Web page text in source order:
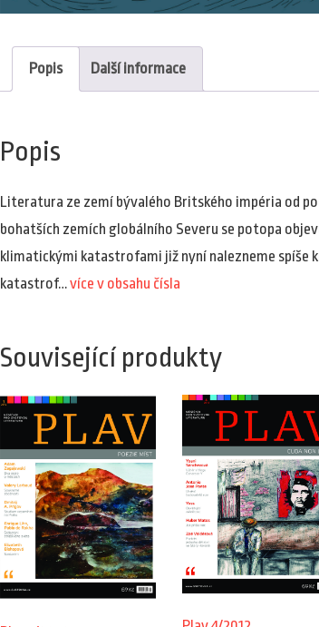
Popis Další informace
Popis
Literatura ze zemí bývalého Britského impéria od
bohatších zemích globálního Severu se potopa
klimatickými katastrofami již nyní nalezneme spíše
katastrof…více v obsahu čísla
Související produkty